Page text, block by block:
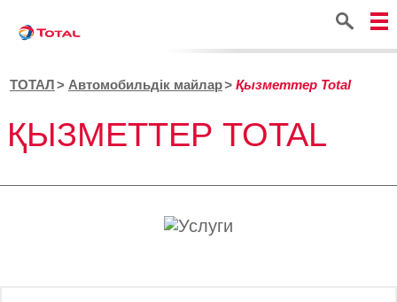
Іздестіру
ТОТАЛ Автомобильдік майлар Қызметтер Total
ҚЫЗМЕТТЕР TOTAL